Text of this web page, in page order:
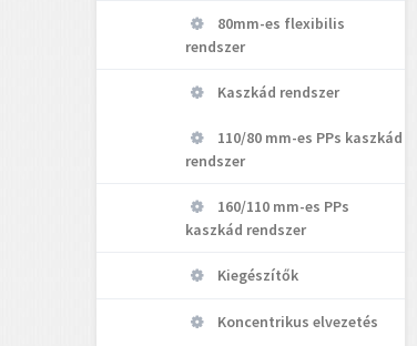
80mm-es flexibilis
rendszer
Kaszkád rendszer
110/80 mm-es PPs kaszkád
rendszer
160/110 mm-es PPs
kaszkád rendszer
Kiegészítők
Koncentrikus elvezetés